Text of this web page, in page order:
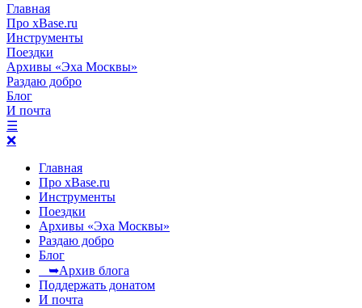
Главная
Про xBase.ru
Инструменты
Поездки
Архивы «Эха Москвы»
Раздаю добро
Блог
И почта
☰
❌
Главная
Про xBase.ru
Инструменты
Поездки
Архивы «Эха Москвы»
Раздаю добро
Блог
➥Архив блога
Поддержать донатом
И почта